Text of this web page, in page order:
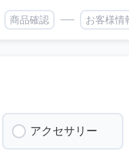
商品確認 お客様情
アクセサリー